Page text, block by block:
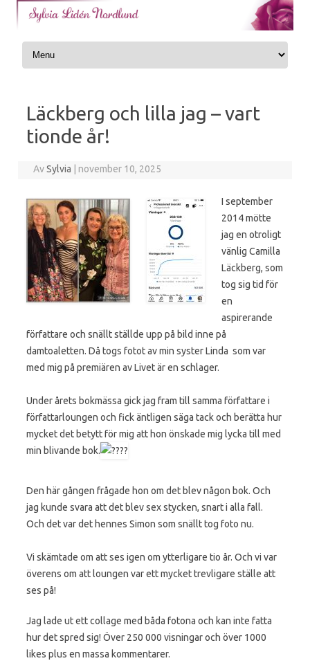
Skip to content
Läckberg och lilla jag – vart
tionde år!
AvSylvia november 10, 2025
I september
2014 mötte
jag en otroligt
vänlig Camilla
Läckberg, som
tog sig tid för
en
aspirerande
författare och snällt ställde upp på bild inne på
damtoaletten. Då togs fotot av min syster Linda som var
med mig på premiären av Livet är en schlager.
Under årets bokmässa gick jag fram till samma författare i
författarloungen och fick äntligen säga tack och berätta hur
mycket det betytt för mig att hon önskade mig lycka till med
min blivande bok.
Den här gången frågade hon om det blev någon bok. Och
jag kunde svara att det blev sex stycken, snart i alla fall.
Och det var det hennes Simon som snällt tog foto nu.
Vi skämtade om att ses igen om ytterligare tio år. Och vi var
överens om att loungen var ett mycket trevligare ställe att
ses på!
Jag lade ut ett collage med båda fotona och kan inte fatta
hur det spred sig! Över 250 000 visningar och över 1000
likes plus en massa kommentarer.